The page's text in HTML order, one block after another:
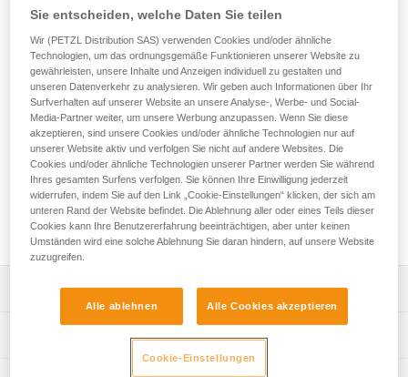
übersichtlich zu organisieren und zu transportieren. Die
Tragekomfort. Die unterschiedlich großen Fächer und die
zahlreichen Materialschlaufen ermöglichen, Ihre Ausrüstung
übersichtlich zu organisieren und zu sichern. Dank den
verschiedenen Öffnungsmöglichkeiten können Sie schnell
und einfach auf die benötigte Ausrüstung zugreifen.
Während der Vorbereitungen für Ihren Einsatz lässt sich der
Transportsack zudem vollständig öffnen und auf den Boden
stellen. Die robuste Konstruktion mit TPU-Plane,
verschweißtem Boden und verstärktem Gewebe macht ihn
zu einem strapazierfähigen Transportsack für den intensiven
Gebrauch.
Leistungsverzeichnis
Komfortable und ergonomische Anwendung:
- Die Polsterung an Schulterträgern, Rücken und
Bauchriemen sorgt für hohen Tragekomfort.
Technische Spezifikationen
Volumen: 55 Liter
Sie entscheiden, welche Daten Sie teilen
Wir (PETZL Distribution SAS) verwenden Cookies und/oder ähnliche
Technologien, um das ordnungsgemäße Funktionieren unserer Website zu
gewährleisten, unsere Inhalte und Anzeigen individuell zu gestalten und
unseren Datenverkehr zu analysieren. Wir geben auch Informationen über Ihr
Surfverhalten auf unserer Website an unsere Analyse-, Werbe- und Social-
Media-Partner weiter, um unsere Werbung anzupassen. Wenn Sie diese
akzeptieren, sind unsere Cookies und/oder ähnliche Technologien nur auf
unserer Website aktiv und verfolgen Sie nicht auf andere Websites. Die
Cookies und/oder ähnliche Technologien unserer Partner werden Sie während
Ihres gesamten Surfens verfolgen. Sie können Ihre Einwilligung jederzeit
widerrufen, indem Sie auf den Link „Cookie-Einstellungen“ klicken, der sich am
unteren Rand der Website befindet. Die Ablehnung aller oder eines Teils dieser
Cookies kann Ihre Benutzererfahrung beeinträchtigen, aber unter keinen
Umständen wird eine solche Ablehnung Sie daran hindern, auf unsere Website
zuzugreifen.
Alle ablehnen Alle Cookies akzeptieren
Cookie-Einstellungen